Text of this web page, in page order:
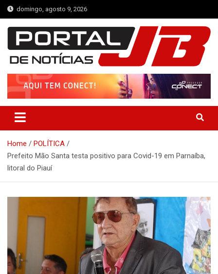
Skip
to
content
domingo, agosto 9, 2026
Portal de Notícias JB
Notícias de Simplício Mendes e Região
Home
POLÍTICA
Prefeito Mão Santa testa positivo para Covid-19 em Parnaíba,
litoral do Piauí